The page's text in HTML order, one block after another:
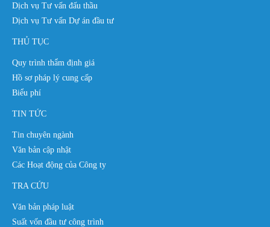
Dịch vụ Tư vấn đấu thầu
Dịch vụ Tư vấn Dự án đầu tư
THỦ TỤC
Quy trình thẩm định giá
Hồ sơ pháp lý cung cấp
Biểu phí
TIN TỨC
Tin chuyên ngành
Văn bản cập nhật
Các Hoạt động của Công ty
TRA CỨU
Văn bản pháp luật
Suất vốn đầu tư công trình